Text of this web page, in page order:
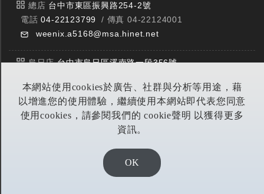
本網站使用cookies於廣告、社群與分析等用途，藉
以增進您的使用體驗，繼續使用本網站即代表您同意
使用cookies，請參閱我們的 cookie聲明 以獲得更多
資訊。
OK
總店 台中市東區振興路254-2號
電話04-22123799
/ 傳真 04-22124001
weenix.a5168@msa.hinet.net
烏日店台中市烏日區溪南路一段356號
豐原店台中市潭子區中山路三段303號
電話04-25314953 / 傳真 04-25314290
DESIGN BY EOD DIGITA恆洋數位